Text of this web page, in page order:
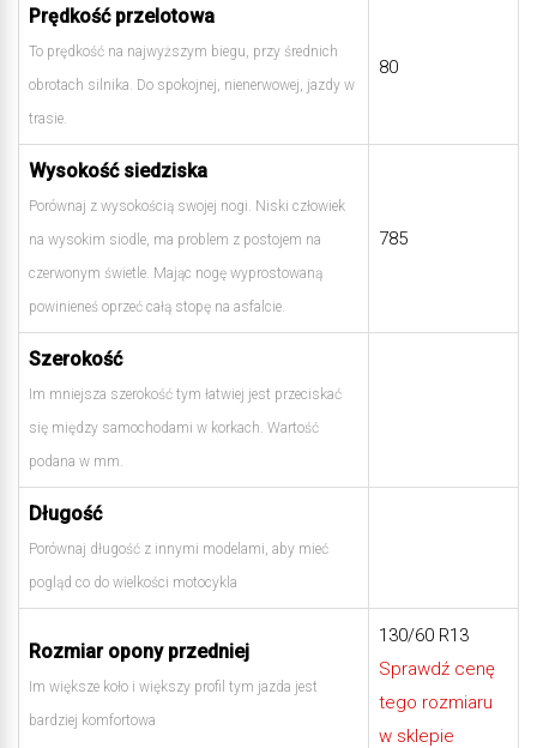
Prędkość przelotowa
To prędkość na najwyższym biegu, przy średnich
obrotach silnika. Do spokojnej, nienerwowej, jazdy w
trasie.
80
Wysokość siedziska
Porównaj z wysokością swojej nogi. Niski człowiek
na wysokim siodle, ma problem z postojem na
czerwonym świetle. Mając nogę wyprostowaną
powinieneś oprzeć całą stopę na asfalcie.
785
Szerokość
Im mniejsza szerokość tym łatwiej jest przeciskać
się między samochodami w korkach. Wartość
podana w mm.
Długość
Porównaj długość z innymi modelami, aby mieć
pogląd co do wielkości motocykla
Rozmiar opony przedniej
Im większe koło i większy profil tym jazda jest
bardziej komfortowa
130/60 R13
Sprawdź cenę
tego rozmiaru
w sklepie